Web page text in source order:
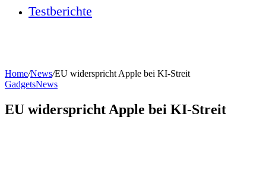
Testberichte
Home/News/EU widerspricht Apple bei KI-Streit
GadgetsNews
EU widerspricht Apple bei KI-Streit